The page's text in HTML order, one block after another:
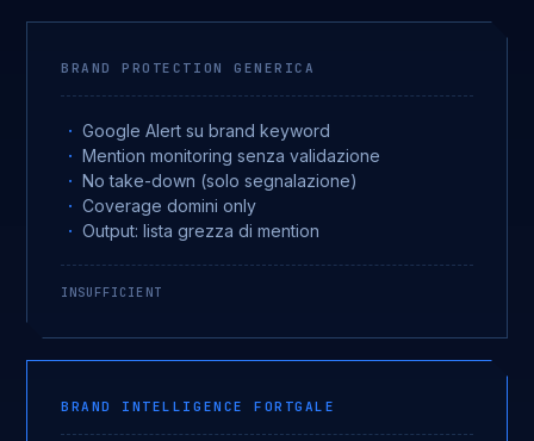
BRAND PROTECTION GENERICA
Google Alert su brand keyword
Mention monitoring senza validazione
No take-down (solo segnalazione)
Coverage domini only
Output: lista grezza di mention
INSUFFICIENT
BRAND INTELLIGENCE FORTGALE